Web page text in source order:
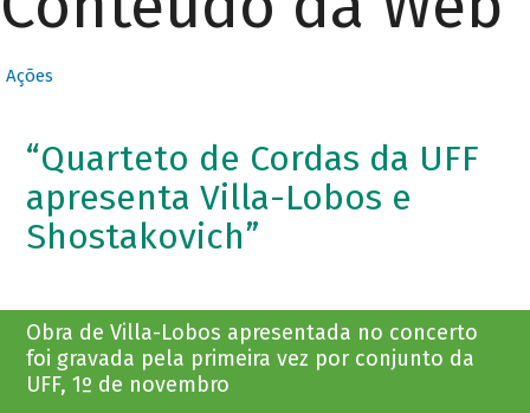
Ações
“Quarteto de Cordas da UFF
apresenta Villa-Lobos e
Shostakovich”
Obra de Villa-Lobos apresentada no concerto
foi gravada pela primeira vez por conjunto da
UFF, 1º de novembro